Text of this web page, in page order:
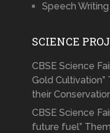
Speech Writing
SCIENCE
CBSE Science
Gold Cultivation”
their
CBSE Science
future fuel”